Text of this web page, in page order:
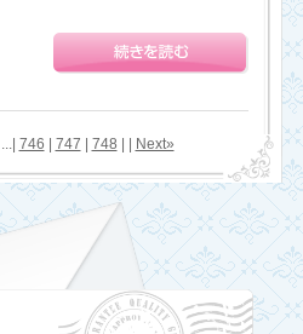
...| 746 747 748 Next»